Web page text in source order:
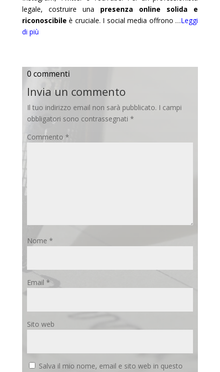
legale, costruire una presenza online solida e
riconoscibile è cruciale. I social media offrono…Leggi
di più
0 commenti
Invia un commento
Il tuo indirizzo email non sarà pubblicato. I campi
obbligatori sono contrassegnati *
Commento *
Nome *
Email *
Sito web
Salva il mio nome, email e sito web in questo